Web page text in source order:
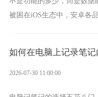
被困在iOS生态中，安卓各
如何在电脑上记录笔
2026-07-30 11:00:00